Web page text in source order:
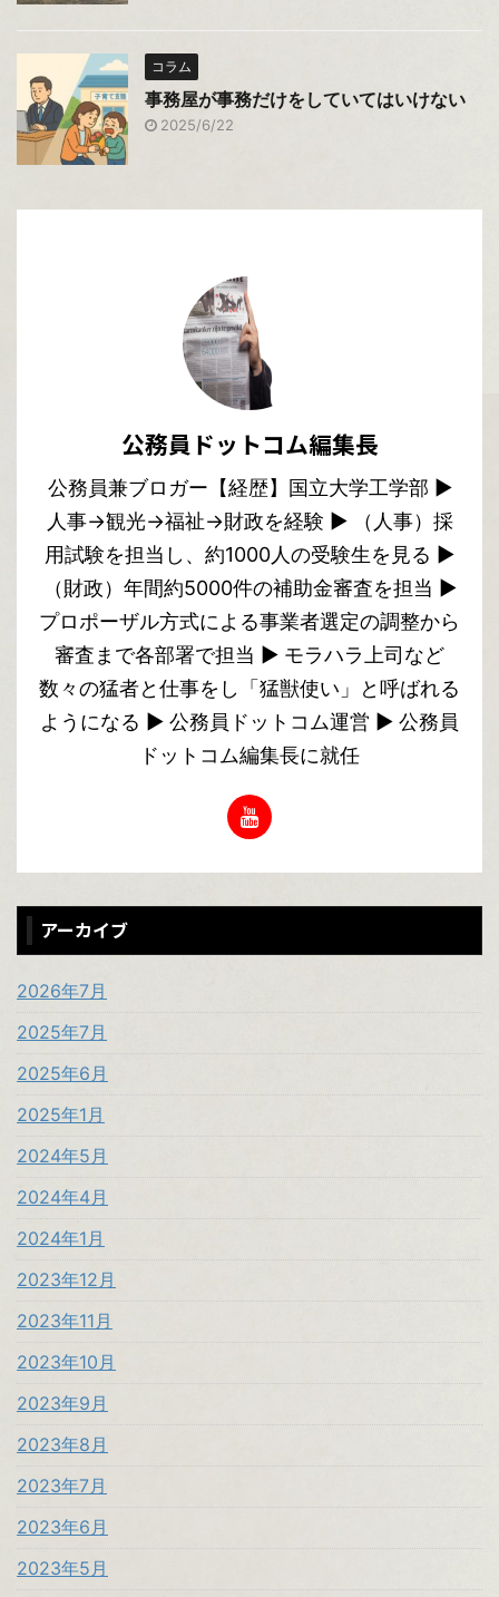
コラム
事務屋が事務だけをしていてはいけない
2025/6/22
公務員ドットコム編集長
公務員兼ブロガー【経歴】国立大学工学部 ▶︎
人事→観光→福祉→財政を経験 ▶︎ （人事）採
用試験を担当し、約1000人の受験生を見る ▶︎
（財政）年間約5000件の補助金審査を担当 ▶︎
プロポーザル方式による事業者選定の調整から
審査まで各部署で担当 ▶︎ モラハラ上司など
数々の猛者と仕事をし「猛獣使い」と呼ばれる
ようになる ▶︎ 公務員ドットコム運営 ▶︎ 公務員
ドットコム編集長に就任
アーカイブ
2026年7月
2025年7月
2025年6月
2025年1月
2024年5月
2024年4月
2024年1月
2023年12月
2023年11月
2023年10月
2023年9月
2023年8月
2023年7月
2023年6月
2023年5月